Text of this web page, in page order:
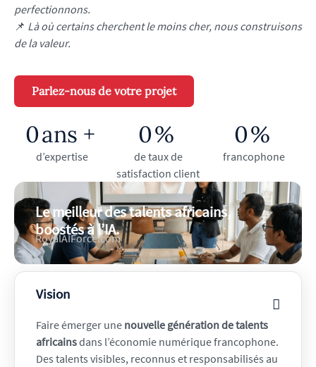
perfectionnons.
📌 Là où certains cherchent le moins cher, nous construisons
de la valeur.
Parlez-nous de votre projet
0ans +
d’expertise
0%
de taux de
satisfaction client
0%
francophone
Le meilleur des talents africains,
boostés à l’IA.
RoyalAIForce.com
Vision
Faire émerger une nouvelle génération de talents
africainsdans l’économie numérique francophone.
Des talents visibles, reconnus et responsabilisés au